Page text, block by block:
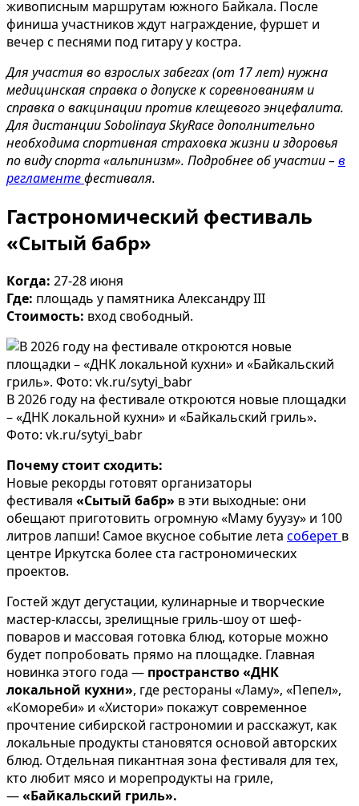
живописным маршрутам южного Байкала. После
финиша участников ждут награждение, фуршет и
вечер с песнями под гитару у костра.
Для участия во взрослых забегах (от 17 лет) нужна
медицинская справка о допуске к соревнованиям и
справка о вакцинации против клещевого энцефалита.
Для дистанции Sobolinaya SkyRace дополнительно
необходима спортивная страховка жизни и здоровья
по виду спорта «альпинизм». Подробнее об участии – в
регламентефестиваля.
Гастрономический фестиваль
«Сытый бабр»
Когда: 27-28 июня
Где: площадь у памятника Александру III
Стоимость: вход свободный.
В 2026 году на фестивале откроются новые площадки
– «ДНК локальной кухни» и «Байкальский гриль».
Фото: vk.ru/sytyi_babr
Почему стоит сходить:
Новые рекорды готовят организаторы
фестиваля «Сытый бабр» в эти выходные: они
обещают приготовить огромную «Маму буузу» и 100
литров лапши! Самое вкусное событие лета соберет в
центре Иркутска более ста гастрономических
проектов.
Гостей ждут дегустации, кулинарные и творческие
мастер-классы, зрелищные гриль-шоу от шеф-
поваров и массовая готовка блюд, которые можно
будет попробовать прямо на площадке. Главная
новинка этого года — пространство «ДНК
локальной кухни», где рестораны «Ламу», «Пепел»,
«Комореби» и «Хистори» покажут современное
прочтение сибирской гастрономии и расскажут, как
локальные продукты становятся основой авторских
блюд. Отдельная пикантная зона фестиваля для тех,
кто любит мясо и морепродукты на гриле,
—«Байкальский гриль».